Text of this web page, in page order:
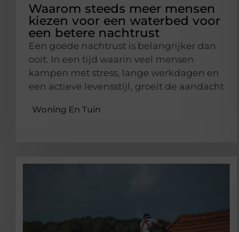
Waarom steeds meer mensen
kiezen voor een waterbed voor
een betere nachtrust
Een goede nachtrust is belangrijker dan
ooit. In een tijd waarin veel mensen
kampen met stress, lange werkdagen en
een actieve levensstijl, groeit de aandacht
Woning En Tuin